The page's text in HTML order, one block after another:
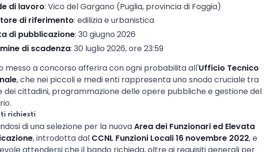
di lavoro: Vico del Gargano (Puglia, provincia di Foggia)
di riferimento: edilizia e urbanistica
di pubblicazione: 30 giugno 2026
di scadenza: 30 luglio 2026, ore 23:59
messo a concorso afferira con ogni probabilita all'Ufficio Tecnico
, che nei piccoli e medi enti rappresenta uno snodo cruciale tra
dei cittadini, programmazione delle opere pubbliche e gestione del
richiesti
di una selezione per la nuovaArea dei Funzionari ed Elevata
, introdotta dal CCNL Funzioni Locali 16 novembre 2022, e